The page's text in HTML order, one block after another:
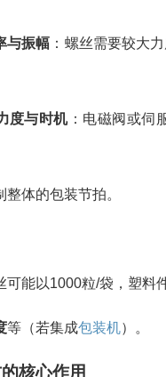
与振幅 ：螺丝需要较大
度与时机：电磁阀或伺
整体的包装节拍。
可能以1000粒/袋，塑料
等（若集成包装机）。
核心作用